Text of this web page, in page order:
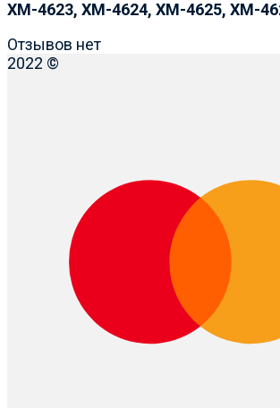
ХМ-4623, ХМ-4624, ХМ-4625, ХМ-
Отзывов нет
2022 ©